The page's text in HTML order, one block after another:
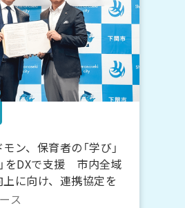
ン、保育者の「学び」
をDXで支援 市内全域
に向け、連携協定を
ス